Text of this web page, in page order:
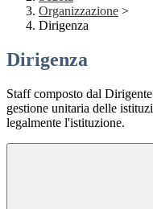
Organizzazione >
Dirigenza
Dirigenza
Staff composto dal
gestione unitaria delle
legalmente l'istituzione.